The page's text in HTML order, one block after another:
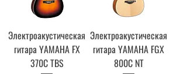
Электроакустическая
гитара YAMAHA FX
370C TBS
Электроакустическая
гитара YAMAHA FGX
800C NT